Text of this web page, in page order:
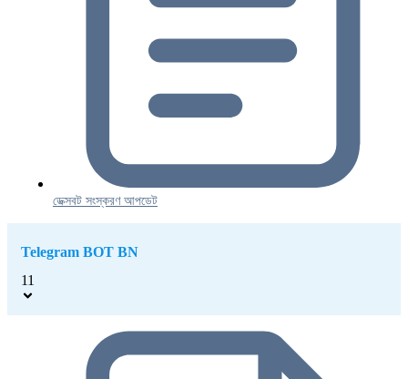
ডেক্সবট সংস্করণ আপডেট
Telegram BOT BN
11